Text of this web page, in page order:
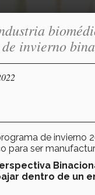
invierno
de invierno
para ser
dentro de un